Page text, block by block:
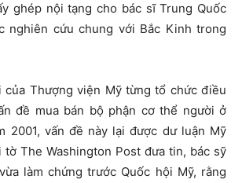
ghép nội tạng cho bác sĩ Trung Quốc
nghiên cứu chung với Bắc Kinh trong
của Thượng viện Mỹ từng tổ chức điều
đề mua bán bộ phận cơ thể người ở
2001, vấn đề này lại được dư luận Mỹ
tờ The Washington Post đưa tin, bác sỹ
làm chứng trước Quốc hội Mỹ, rằng